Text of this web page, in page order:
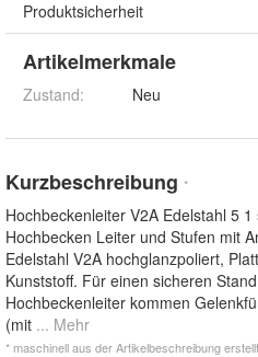
Produktsicherheit
Artikelmerkmale
Zustand: Neu
Kurzbeschreibung *
Hochbeckenleiter V2A Edelstahl 5
Hochbecken Leiter und Stufen mit
Edelstahl V2A hochglanzpoliert,
Kunststoff. Für einen sicheren
Hochbeckenleiter kommen
(mit ... Mehr
* maschinell aus der Artikelbeschreibung erstellt